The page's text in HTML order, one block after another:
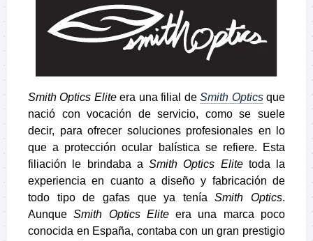
Smith Optics Eliteera una filial deSmith Opticsque
nació con vocación de servicio, como se suele
decir, para ofrecer soluciones profesionales en lo
que a protección ocular balística se refiere. Esta
filiación le brindaba a Smith Optics Elitetoda la
experiencia en cuanto a diseño y fabricación de
todo tipo de gafas que ya teníaSmith Optics.
AunqueSmith Optics Eliteera una marca poco
conocida en España, contaba con un gran prestigio